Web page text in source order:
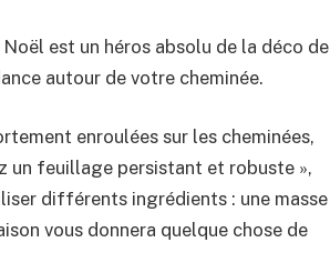
est un héros absolu de la déco de
autour de votre cheminée.
enroulées sur les cheminées,
un feuillage persistant et robuste »,
différents ingrédients : une masse
vous donnera quelque chose de